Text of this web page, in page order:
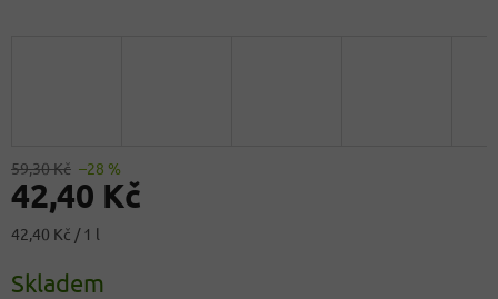
59,30 Kč –28 %
42,40 Kč
Měrná
42,40 Kč / 1 l
Skladem